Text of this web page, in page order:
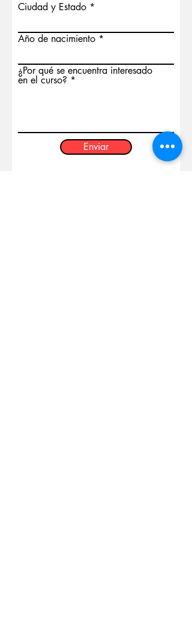
Ciudad y Estado
Año de nacimiento
¿Por qué se encuentra interesado
en el curso?
Enviar